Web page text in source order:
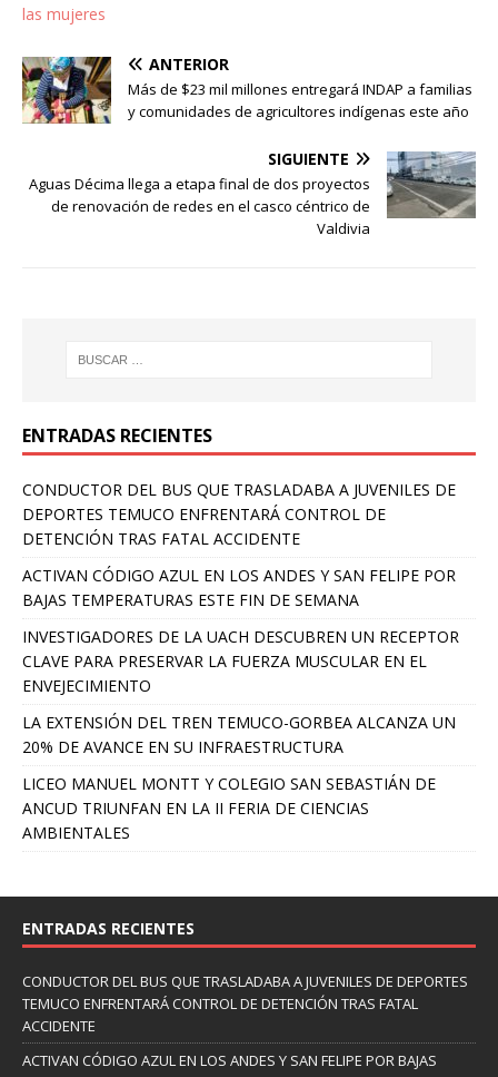
las mujeres
ANTERIOR
Más de $23 mil millones entregará INDAP a familias
y comunidades de agricultores indígenas este año
SIGUIENTE
Aguas Décima llega a etapa final de dos proyectos
de renovación de redes en el casco céntrico de
Valdivia
ENTRADAS RECIENTES
CONDUCTOR DEL BUS QUE TRASLADABA A JUVENILES DE
DEPORTES TEMUCO ENFRENTARÁ CONTROL DE
DETENCIÓN TRAS FATAL ACCIDENTE
ACTIVAN CÓDIGO AZUL EN LOS ANDES Y SAN FELIPE POR
BAJAS TEMPERATURAS ESTE FIN DE SEMANA
INVESTIGADORES DE LA UACH DESCUBREN UN RECEPTOR
CLAVE PARA PRESERVAR LA FUERZA MUSCULAR EN EL
ENVEJECIMIENTO
LA EXTENSIÓN DEL TREN TEMUCO-GORBEA ALCANZA UN
20% DE AVANCE EN SU INFRAESTRUCTURA
LICEO MANUEL MONTT Y COLEGIO SAN SEBASTIÁN DE
ANCUD TRIUNFAN EN LA II FERIA DE CIENCIAS
AMBIENTALES
ENTRADAS RECIENTES
CONDUCTOR DEL BUS QUE TRASLADABA A JUVENILES DE DEPORTES
TEMUCO ENFRENTARÁ CONTROL DE DETENCIÓN TRAS FATAL
ACCIDENTE
ACTIVAN CÓDIGO AZUL EN LOS ANDES Y SAN FELIPE POR BAJAS